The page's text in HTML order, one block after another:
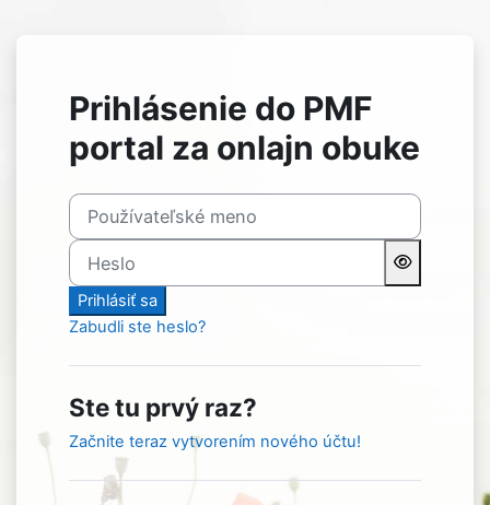
Prihlásenie do PMF
portal za onlajn obuke
Používateľské meno
Heslo
Prihlásiť sa
Zabudli ste heslo?
Ste tu prvý raz?
Začnite teraz vytvorením nového účtu!